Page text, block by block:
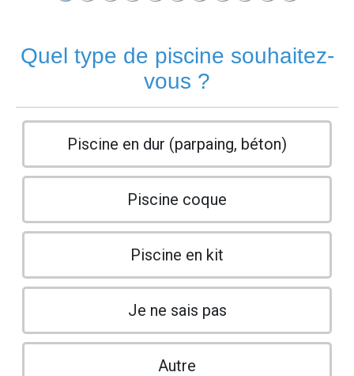
Quel type de piscine souhaitez-
vous ?
Piscine en dur (parpaing, béton)
Piscine coque
Piscine en kit
Je ne sais pas
Autre